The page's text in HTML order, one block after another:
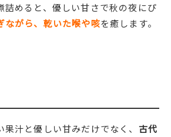
詰めると、優しい甘さで秋の夜にぴ
ながら、乾いた喉や咳を癒します。
汁と優しい甘みだけでなく、 古代